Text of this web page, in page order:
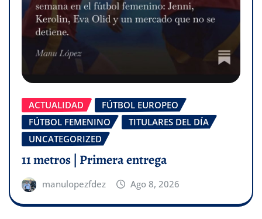
ACTUALIDAD
FÚTBOL EUROPEO
FÚTBOL FEMENINO
TITULARES DEL DÍA
UNCATEGORIZED
11 metros | Primera entrega
manulopezfdez Ago 8, 2026